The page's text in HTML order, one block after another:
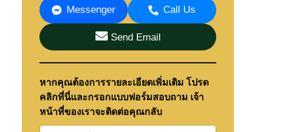
Messenger Call Us
Send Email
หากคุณต้องการรายละเอียดเพิ่มเติม โปรด
คลิกที่นี่และกรอกแบบฟอร์มสอบถาม เจ้า
หน้าที่ของเราจะติดต่อคุณกลับ